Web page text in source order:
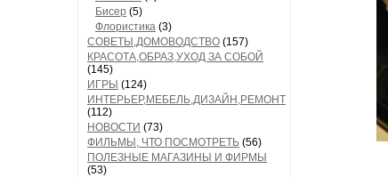
Бисер (5)
Флористика (3)
СОВЕТЫ,ДОМОВОДСТВО (157)
КРАСОТА,ОБРАЗ,УХОД ЗА СОБОЙ
(145)
ИГРЫ (124)
ИНТЕРЬЕР,МЕБЕЛЬ,ДИЗАЙН,РЕМОНТ
(112)
НОВОСТИ (73)
ФИЛЬМЫ, ЧТО ПОСМОТРЕТЬ (56)
ПОЛЕЗНЫЕ МАГАЗИНЫ И ФИРМЫ
(53)